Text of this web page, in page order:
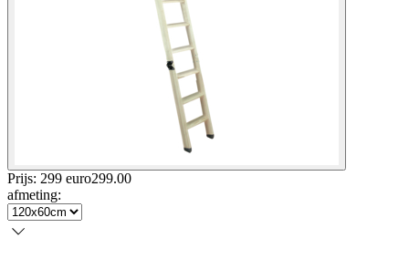
Prijs: 299 euro299.00
afmeting: